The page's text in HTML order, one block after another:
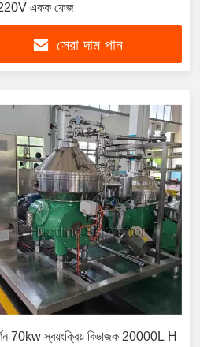
একক ফেজ
সেরা দাম পান
70kw স্বয়ংক্রিয় বিভাজক 20000L H